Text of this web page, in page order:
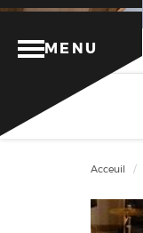
MENU
Acceuil